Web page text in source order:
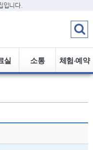
입니다.
체험·예약
소통
실